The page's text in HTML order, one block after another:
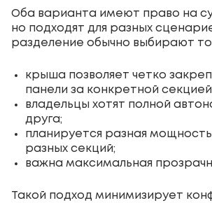
Оба варианта имеют право на
но подходят для разных
разделение обычно выбирают
крыша позволяет четко
панели за конкретной
владельцы хотят полной
друга;
планируется разная
разных секций;
важна максимальная
Такой подход минимизирует